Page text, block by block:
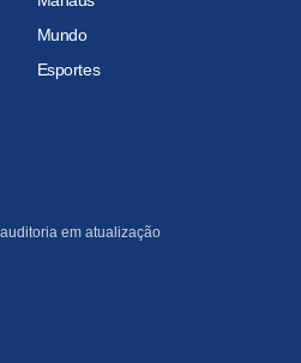
Mundo
Esportes
em atualização